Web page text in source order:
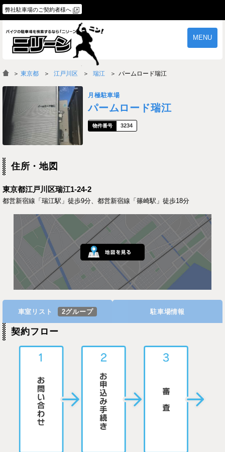
弊社駐車場のご契約者様へ
MENU
物件一覧 ご契約の流れ
よくあるご質問
＞ 東京都 江戸川区 瑞江 パームロード瑞江
月極駐車場
パームロード瑞江
3234
住所・地図
東京都江戸川区瑞江1-24-2
都営新宿線「瑞江駅」徒歩9分、都営新宿線「篠崎駅」徒歩18分
車室リスト 2グループ 駐車場情報
契約フロー